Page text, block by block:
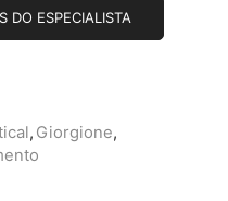
DO ESPECIALISTA
, Giorgione,